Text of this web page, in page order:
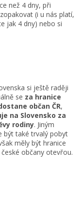
než 4 dny, při
(i u nás platí,
jak 4 dny) nebo si
si ještě raději
se za hranice
občan ČR,
na Slovensko za
rodiny. Jiným
být také trvalý pobyt
měly být hranice
občany otevřou.